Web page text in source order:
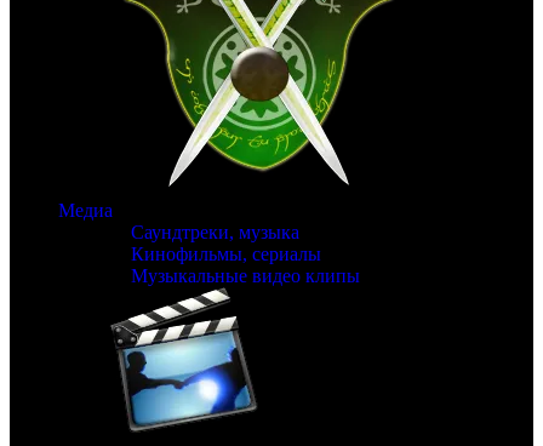
Медиа
Саундтреки, музыка
Кинофильмы, сериалы
Музыкальные видео клипы